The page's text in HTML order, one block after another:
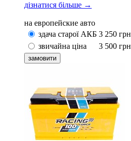
дізнатися більше →
на европейские авто
здача старої АКБ 3 250 грн
звичайна ціна
3 500 грн